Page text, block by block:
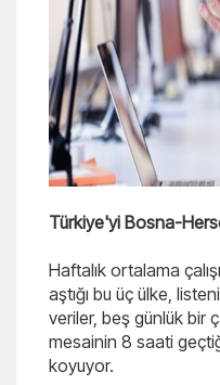
Türkiye'yi Bosna-
Haftalık ortalama
aştığı bu üç ülke,
veriler, beş günlük bir
mesainin 8 saati
koyuyor.